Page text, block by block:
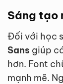
Sáng tạo
Đối với học
Sans giúp
hơn. Font
mạnh mẽ.